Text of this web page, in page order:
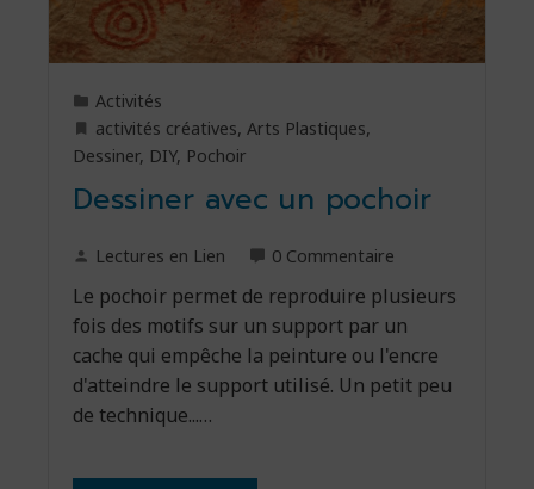
Activités
activités créatives, Arts Plastiques,
Dessiner, DIY, Pochoir
Dessiner avec un pochoir
Lectures en Lien 0 Commentaire
Le pochoir permet de reproduire plusieurs
fois des motifs sur un support par un
cache qui empêche la peinture ou l'encre
d'atteindre le support utilisé. Un petit peu
de technique...…